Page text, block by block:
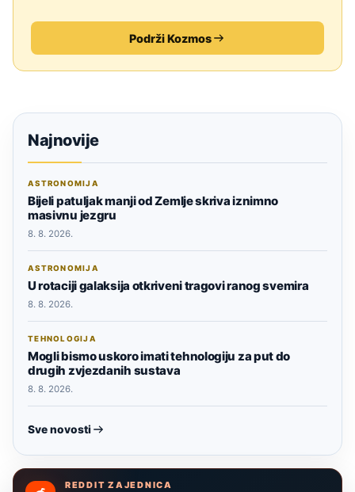
Podrži Kozmos
Najnovije
ASTRONOMIJA
Bijeli patuljak manji od Zemlje skriva iznimno
masivnu jezgru
8. 8. 2026.
ASTRONOMIJA
U rotaciji galaksija otkriveni tragovi ranog svemira
8. 8. 2026.
TEHNOLOGIJA
Mogli bismo uskoro imati tehnologiju za put do
drugih zvjezdanih sustava
8. 8. 2026.
Sve novosti
REDDIT ZAJEDNICA